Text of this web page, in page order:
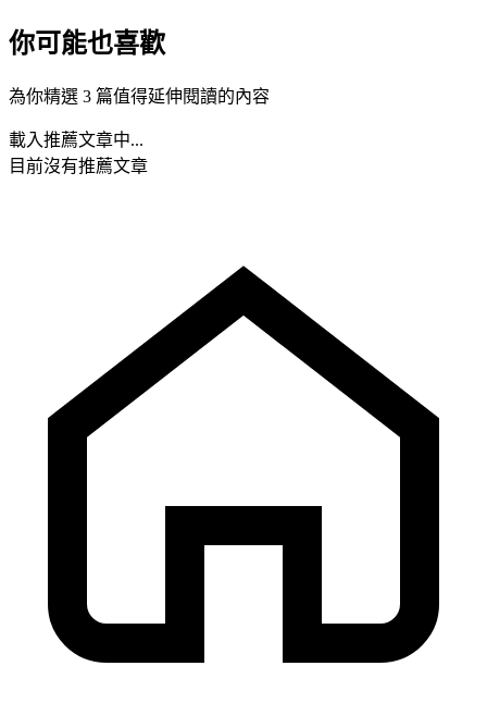
你可能也喜歡
為你精選 3 篇值得延伸閱讀的內容
載入推薦文章中...
目前沒有推薦文章